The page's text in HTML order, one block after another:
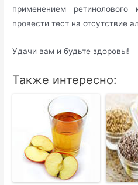
применением
провести тест на отсутствие
Удачи вам и будьте здоровы!
Также интересно: